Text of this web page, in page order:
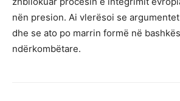
nën presion. Ai vlerësoi se
dhe se ato po marrin formë në
ndërkombëtare.